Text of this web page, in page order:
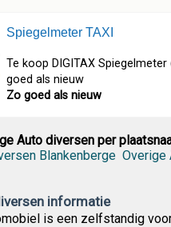
Spiegelmeter TAXI
Te koop DIGITAX
goed als nieuw
Zo goed als nieuw
Auto diversen per
Blankenberge Overige
informatie
is een zelfstandig